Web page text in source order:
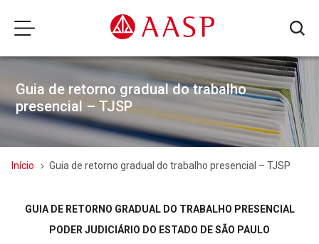
Guia de retorno gradual do trabalho
presencial – TJSP
Início Guia de retorno gradual do trabalho presencial – TJSP
GUIA DE RETORNO GRADUAL DO TRABALHO PRESENCIAL
PODER JUDICIÁRIO DO ESTADO DE SÃO PAULO